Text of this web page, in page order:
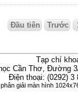
Đầu tiên Trước
Tạp chí
Cần Thơ, Đường
Điện thoại: (0292)
giải màn hình